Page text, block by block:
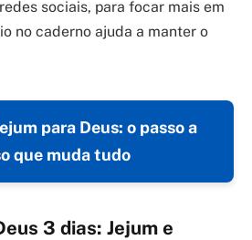
sociais, para focar mais em
no caderno ajuda a manter o
para Deus: o passo a
que muda tudo
3 dias: Jejum e